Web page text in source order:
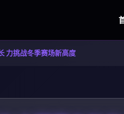
力挑战冬季赛场新高度